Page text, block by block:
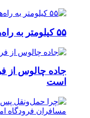
۵۵ کیلومتر به راه‌های لرستان افزوده می‌شود
است